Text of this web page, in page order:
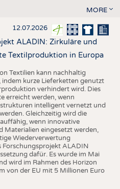
MORE
12.07.2026
ALADIN: Zirkuläre und
Textilproduktion in Europa
Textilien kann nachhaltig
indem kurze Lieferketten genutzt
verhindert wird. Dies
erreicht werden, wenn
intelligent vernetzt und
Gleichzeitig wird die
wenn innovative
Materialien eingesetzt werden,
Wiederverwertung
Forschungsprojekt ALADIN
dafür. Es wurde im Mai
wird im Rahmen des Horizon
von der EU mit 5 Millionen Euro